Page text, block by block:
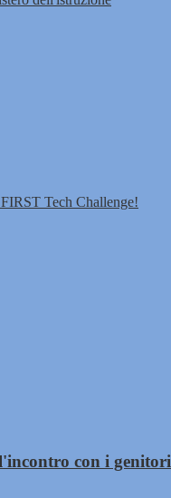
Tech Challenge!
con i genitori